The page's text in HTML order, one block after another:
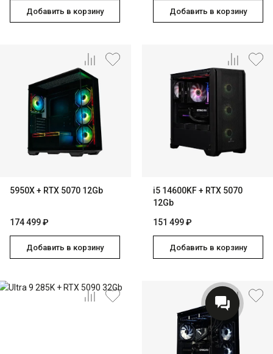
Добавить в корзину Добавить в корзину
5950X + RTX 5070 12Gb
174 499 ₽
Добавить в корзину
i5 14600KF + RTX 5070
12Gb
151 499 ₽
Добавить в корзину